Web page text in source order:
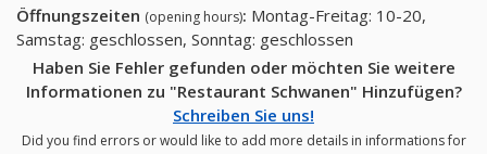
Öffnungszeiten (opening hours): Montag-Freitag: 10-20,
Samstag: geschlossen, Sonntag: geschlossen
Haben Sie Fehler gefunden oder möchten Sie weitere
Informationen zu "Restaurant Schwanen" Hinzufügen?
Schreiben Sie uns!
Did you find errors or would like to add more details in informations for